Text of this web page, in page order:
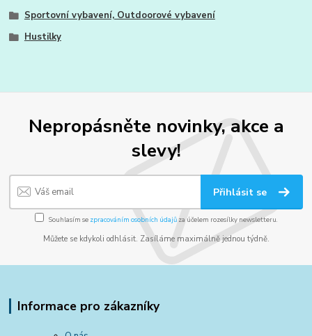
Sportovní vybavení, Outdoorové vybavení
Hustilky
Nepropásněte novinky, akce a
slevy!
Přihlásit se
Souhlasím se zpracováním osobních údajůza účelem rozesílky newsletteru.
Můžete se kdykoli odhlásit. Zasíláme maximálně jednou týdně.
Informace pro zákazníky